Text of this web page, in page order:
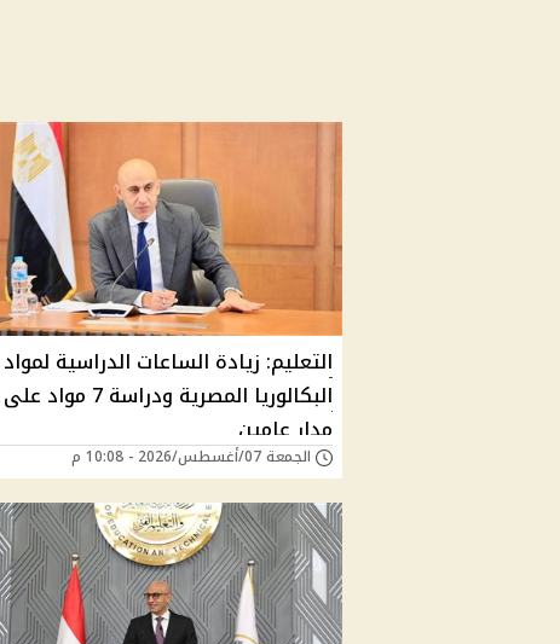
التعليم: زيادة الساعات الدراسية لمواد
البكالوريا المصرية ودراسة 7 مواد على
مدار عامين
الجمعة 07/أغسطس/2026 - 10:08 م